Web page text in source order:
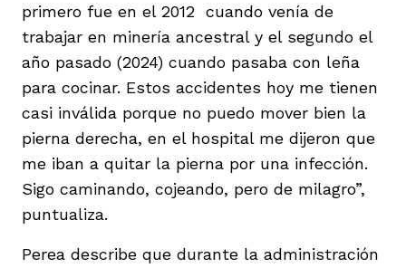
primero fue en el 2012 cuando venía de
trabajar en minería ancestral y el segundo el
año pasado (2024) cuando pasaba con leña
para cocinar. Estos accidentes hoy me tienen
casi inválida porque no puedo mover bien la
pierna derecha, en el hospital me dijeron que
me iban a quitar la pierna por una infección.
Sigo caminando, cojeando, pero de milagro”,
puntualiza.
Perea describe que durante la administración